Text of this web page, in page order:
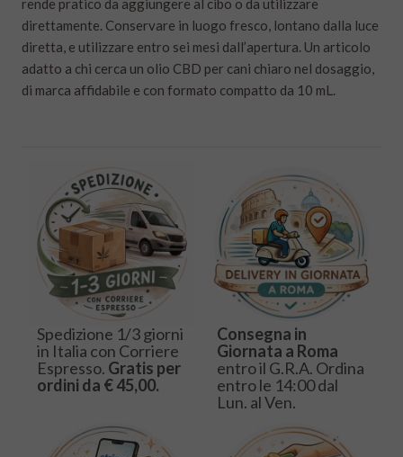
rende pratico da aggiungere al cibo o da utilizzare
direttamente. Conservare in luogo fresco, lontano dalla luce
diretta, e utilizzare entro sei mesi dall’apertura. Un articolo
adatto a chi cerca un olio CBD per cani chiaro nel dosaggio,
di marca affidabile e con formato compatto da 10 mL.
Spedizione 1/3 giorni
in Italia con Corriere
Espresso. Gratis per
ordini da € 45,00.
Consegna in
Giornata a Roma
entro il G.R.A. Ordina
entro le 14:00 dal
Lun. al Ven.